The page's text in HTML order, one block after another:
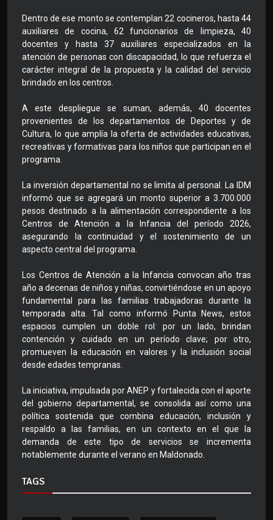
Dentro de ese monto se contemplan 22 cocineros, hasta 44
auxiliares de cocina, 62 funcionarios de limpieza, 40
docentes y hasta 37 auxiliares especializados en la
atención de personas con discapacidad, lo que refuerza el
carácter integral de la propuesta y la calidad del servicio
brindado en los centros.
A este despliegue se suman, además, 40 docentes
provenientes de los departamentos de Deportes y de
Cultura, lo que amplía la oferta de actividades educativas,
recreativas y formativas para los niños que participan en el
programa.
La inversión departamental no se limita al personal. La IDM
informó que se agregará un monto superior a 3.700.000
pesos destinado a la alimentación correspondiente a los
Centros de Atención a la Infancia del período 2026,
asegurando la continuidad y el sostenimiento de un
aspecto central del programa.
Los Centros de Atención a la Infancia convocan año tras
año a decenas de niños y niñas, convirtiéndose en un apoyo
fundamental para las familias trabajadoras durante la
temporada alta. Tal como informó Punta News, estos
espacios cumplen un doble rol: por un lado, brindan
contención y cuidado en un período clave; por otro,
promueven la educación en valores y la inclusión social
desde edades tempranas.
La iniciativa, impulsada por ANEP y fortalecida con el aporte
del gobierno departamental, se consolida así como una
política sostenida que combina educación, inclusión y
respaldo a las familias, en un contexto en el que la
demanda de este tipo de servicios se incrementa
notablemente durante el verano en Maldonado.
TAGS